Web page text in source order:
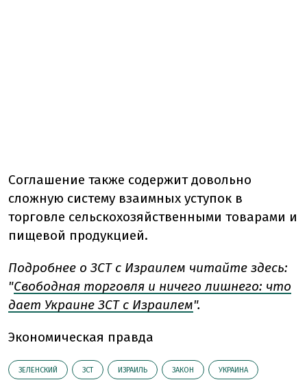
Соглашение также содержит довольно
сложную систему взаимных уступок в
торговле сельскохозяйственными товарами и
пищевой продукцией.
Подробнее о ЗСТ с Израилем читайте здесь:
"Свободная торговля и ничего лишнего: что
дает Украине ЗСТ с Израилем".
Экономическая правда
ЗЕЛЕНСКИЙ ЗСТ ИЗРАИЛЬ ЗАКОН УКРАИНА